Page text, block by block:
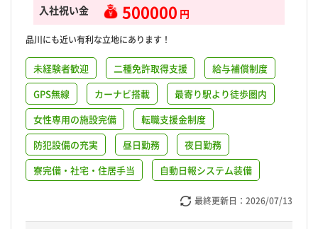
入社祝い金 500000 円
品川にも近い有利な立地にあります！
未経験者歓迎 二種免許取得支援
給与補償制度
GPS無線
カーナビ搭載
最寄り駅より徒歩圏内
女性専用の施設完備
転職支援金制度
防犯設備の充実
昼日勤務
夜日勤務
寮完備・社宅・住居手当
自動日報システム装備
最終更新日： 2026/07/13